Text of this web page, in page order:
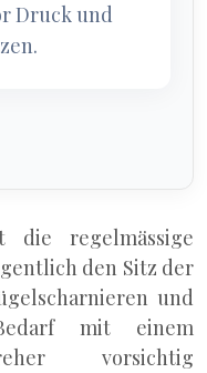
Druck und
regelmässige
den Sitz der
und
mit einem
vorsichtig